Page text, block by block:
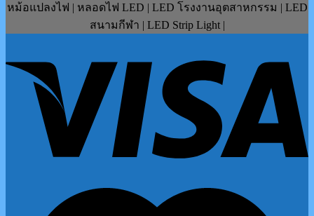
หม้อแปลงไฟ | หลอดไฟ LED | LED โรงงานอุตสาหกรรม | LED
สนามกีฬา | LED Strip Light |